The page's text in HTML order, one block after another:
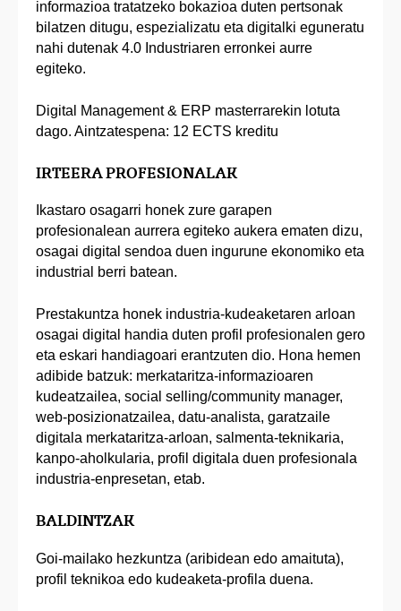
informazioa tratatzeko bokazioa duten pertsonak
bilatzen ditugu, espezializatu eta digitalki eguneratu
nahi dutenak 4.0 Industriaren erronkei aurre
egiteko.
Digital Management & ERP masterrarekin lotuta
dago. Aintzatespena: 12 ECTS kreditu
IRTEERA PROFESIONALAK
Ikastaro osagarri honek zure garapen
profesionalean aurrera egiteko aukera ematen dizu,
osagai digital sendoa duen ingurune ekonomiko eta
industrial berri batean.
Prestakuntza honek industria-kudeaketaren arloan
osagai digital handia duten profil profesionalen gero
eta eskari handiagoari erantzuten dio. Hona hemen
adibide batzuk: merkataritza-informazioaren
kudeatzailea, social selling/community manager,
web-posizionatzailea, datu-analista, garatzaile
digitala merkataritza-arloan, salmenta-teknikaria,
kanpo-aholkularia, profil digitala duen profesionala
industria-enpresetan, etab.
BALDINTZAK
Goi-mailako hezkuntza (aribidean edo amaituta),
profil teknikoa edo kudeaketa-profila duena.